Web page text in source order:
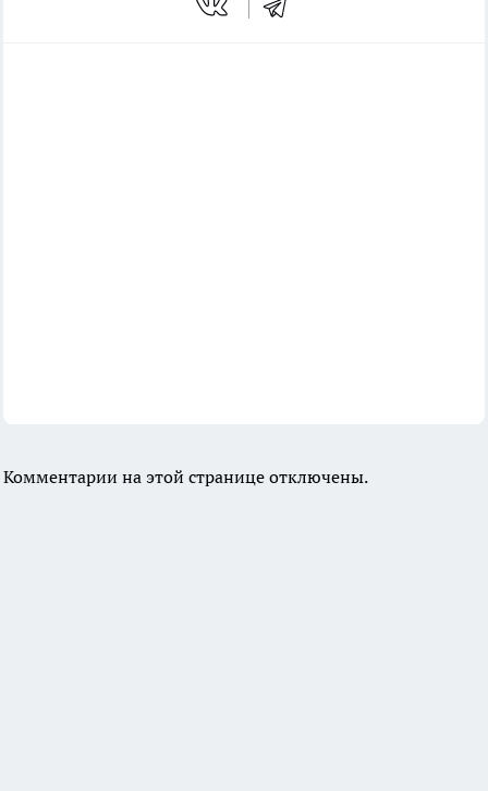
Комментарии на этой странице отключены.